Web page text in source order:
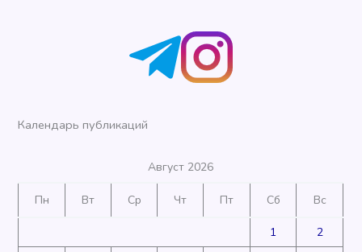
Календарь публикаций
Август 2026
Пн Вт Ср Чт Пт Сб Вс
1
2